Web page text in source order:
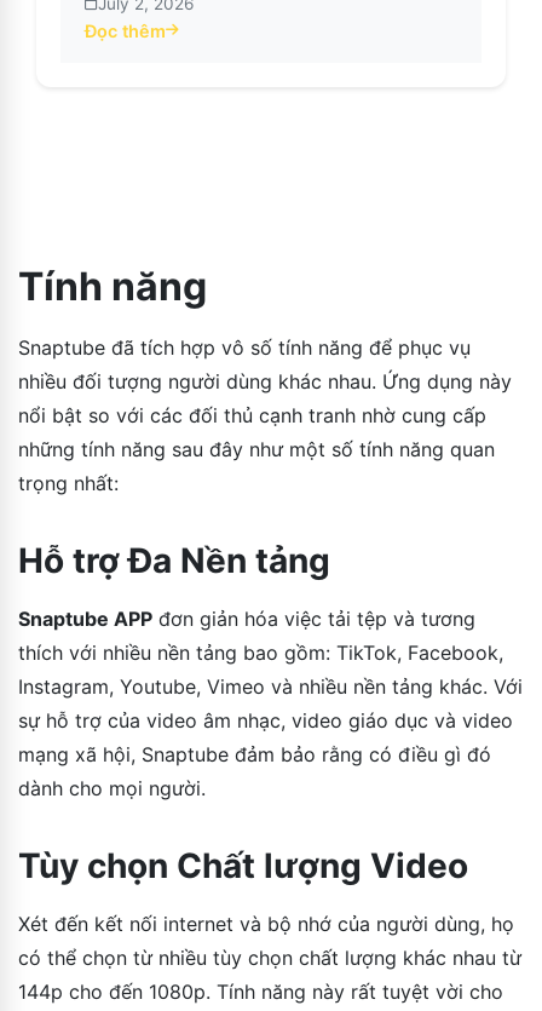
Đọc thêm
about Ứng dụng SnapTube: Phụ đề được hỗ trợ bởi
Tính năng
Snaptube đã tích hợp vô số tính năng để phục vụ
nhiều đối tượng người dùng khác nhau. Ứng dụng này
nổi bật so với các đối thủ cạnh tranh nhờ cung cấp
những tính năng sau đây như một số tính năng quan
trọng nhất:
Hỗ trợ Đa Nền tảng
Snaptube APP đơn giản hóa việc tải tệp và tương
thích với nhiều nền tảng bao gồm: TikTok, Facebook,
Instagram, Youtube, Vimeo và nhiều nền tảng khác. Với
sự hỗ trợ của video âm nhạc, video giáo dục và video
mạng xã hội, Snaptube đảm bảo rằng có điều gì đó
dành cho mọi người.
Tùy chọn Chất lượng Video
Xét đến kết nối internet và bộ nhớ của người dùng, họ
có thể chọn từ nhiều tùy chọn chất lượng khác nhau từ
144p cho đến 1080p. Tính năng này rất tuyệt vời cho